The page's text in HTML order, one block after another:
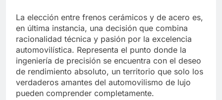
La elección entre frenos cerámicos y de acero es,
en última instancia, una decisión que combina
racionalidad técnica y pasión por la excelencia
automovilística. Representa el punto donde la
ingeniería de precisión se encuentra con el deseo
de rendimiento absoluto, un territorio que solo los
verdaderos amantes del automovilismo de lujo
pueden comprender completamente.